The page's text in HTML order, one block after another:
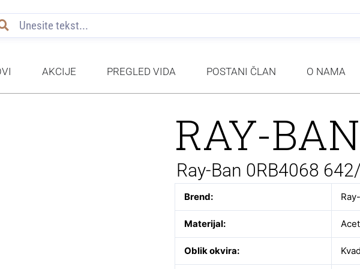
AKCIJE PREGLED VIDA POSTANI ČLAN O NAMA
RAY-BAN
Ray-Ban 0RB4068
Brend:
Materijal:
Oblik okvira: